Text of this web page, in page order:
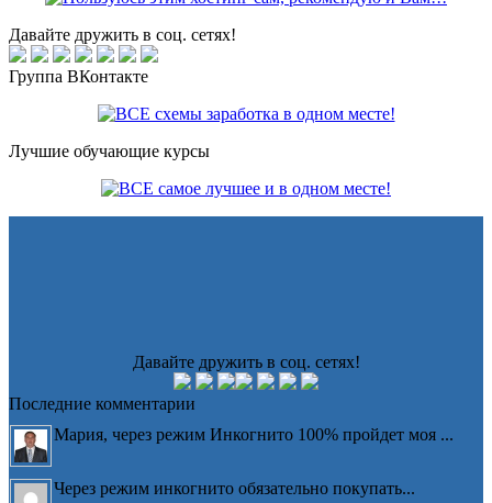
Давайте дружить в соц. сетях!
Группа ВКонтакте
Лучшие обучающие курсы
Давайте дружить в соц. сетях!
Последние комментарии
Мария, через режим Инкогнито 100% пройдет моя ...
Через режим инкогнито обязательно покупать...